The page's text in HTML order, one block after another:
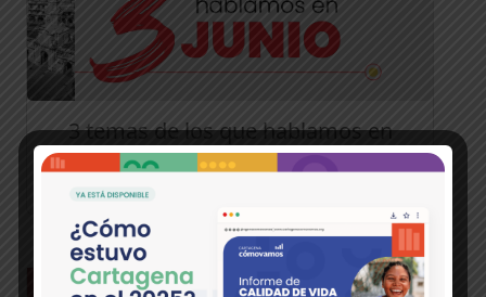
3 temas de los que hablamos en
junio